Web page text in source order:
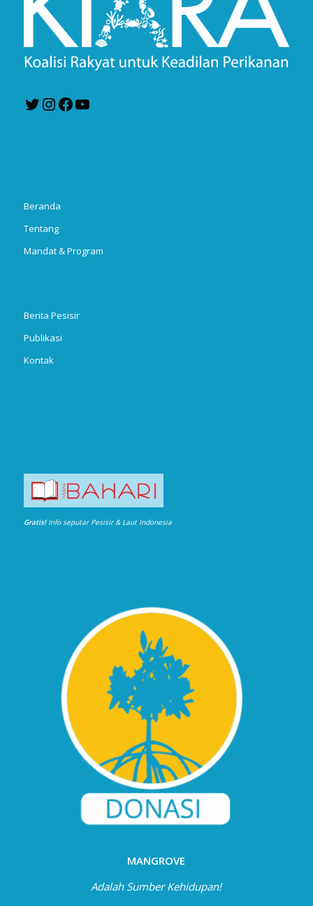
TwitterInstagram
Facebook
Beranda
Tentang
Mandat & Program
Berita Pesisir
Publikasi
Kontak
Gratis! Info seputar Pesisir & Laut Indonesia
MANGROVE
Adalah Sumber Kehidupan!